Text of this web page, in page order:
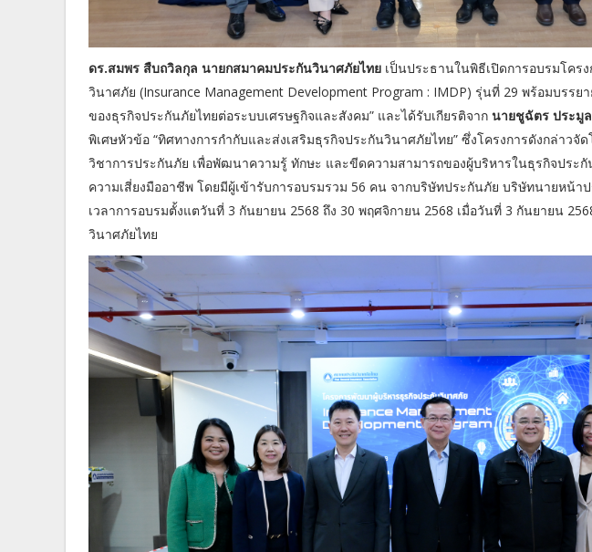
ดร.สมพร สืบถวิลกุล นายกสมาคมประกันวินาศภัยไทย เป็นประธานในพิธีเปิดการอบรมโค
วินาศภัย (Insurance Management Development Program : IMDP) รุ่นที่ 29 พร้อมบรรย
ของธุรกิจประกันภัยไทยต่อระบบเศรษฐกิจและสังคม” และได้รับเกียรติจาก นายชูฉัตร ประมู
พิเศษหัวข้อ “ทิศทางการกำกับและส่งเสริมธุรกิจประกันวินาศภัยไทย” ซึ่งโครงการดังกล่าว
วิชาการประกันภัย เพื่อพัฒนาความรู้ ทักษะ และขีดความสามารถของผู้บริหารในธุรกิจประ
ความเสี่ยงมืออาชีพ โดยมีผู้เข้ารับการอบรมรวม 56 คน จากบริษัทประกันภัย บริษัทนายหน้า
เวลาการอบรมตั้งแตวันที่ 3 กันยายน 2568 ถึง 30 พฤศจิกายน 2568 เมื่อวันที่ 3 กันยายน
วินาศภัยไทย